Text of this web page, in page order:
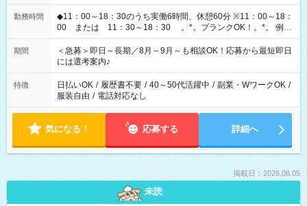
勤務時間
◆11：00～18：30のうち実働6時間、休憩60分 ※11：00～18：
00 または 11：30～18：30 。*。ブランクOK！。*。 例え
ば前職が、 在宅/財団法人/事務/コールセンター/受付/販売/カフェ
スタッフ スイーツ販売/ホテルフロント/化粧品販売/など 様々な
業界から入社して活躍されています♪
期間
＜急募＞即日～長期／8月～9月～も相談OK！応募から最短即日
には選考案内♪
特徴 日払いOK / 履歴書不要 / 40～50代活躍中 / 副業・WワークOK /
服装自由 / 電話対応なし
気になる！ 応募する 詳細へ
掲載日：2026.08.05
未読